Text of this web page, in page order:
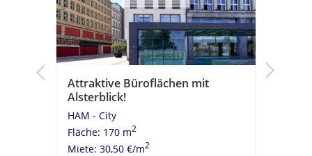
Attraktive Büroflächen mit
Alsterblick!
HAM - City
Fläche: 170 m2
Miete: 30,50 €/m2